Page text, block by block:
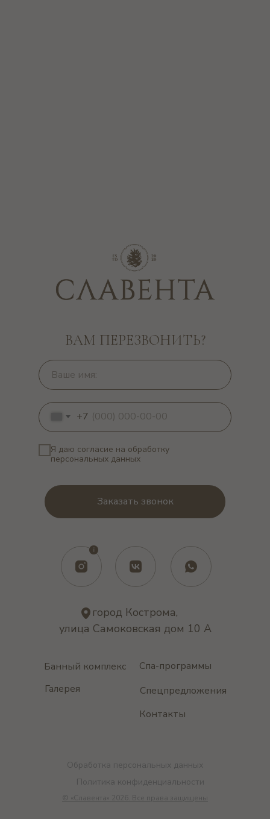
Спецпредложения
Банный комплекс Спа-программы
Контакты
ВАМ ПЕРЕЗВОНИТЬ?
город Кострома,
улица Самоковская дом 10 А
Галерея
+7
Я даю согласие на обработку
персональных данных
© «Славента» 2026. Все права защищены
Обработка персональных данных
Политика конфиденциальности
Заказать звонок